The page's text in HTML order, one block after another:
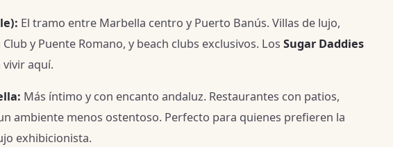
El tramo entre Marbella centro y Puerto Banús. Villas de lujo,
y Puente Romano, y beach clubs exclusivos. Los Sugar Daddies
aquí.
Más íntimo y con encanto andaluz. Restaurantes con patios,
ambiente menos ostentoso. Perfecto para quienes prefieren la
exhibicionista.